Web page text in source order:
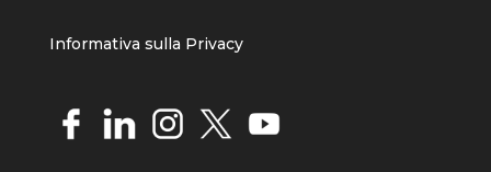
Informativa sulla Privacy